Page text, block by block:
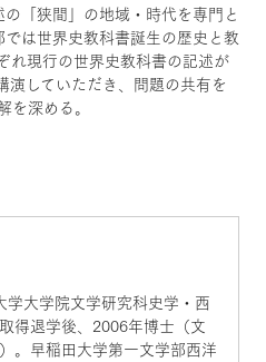
「狭間」の地域・時代を専門と
は世界史教科書誕生の歴史と教
れ現行の世界史教科書の記述が
演していただき、問題の共有を
深める。
大学院文学研究科史学・西
得退学後、2006年博士（文
。早稲田大学第一文学部西洋